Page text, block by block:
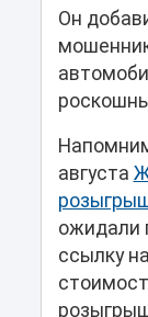
Он
августа
ожидали
ссылку